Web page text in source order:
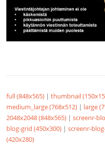
full (848x565) |thumbnail
medium_large (768x512) | large
2048x2048 (848x565) |screenr-
blog-grid (450x300) |screenr-
(420x280)